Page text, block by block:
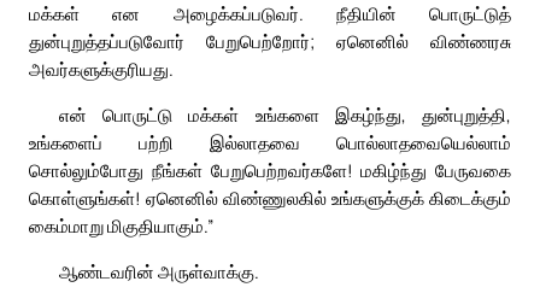
மக்கள் என அழைக்கப்படுவர். நீதியின் பொருட்டுத்
துன்புறுத்தப்படுவோர் பேறுபெற்றோர்; ஏனெனில் விண்ணரசு
அவர்களுக்குரியது.
என் பொருட்டு மக்கள் உங்களை இகழ்ந்து, துன்புறுத்தி,
உங்களைப் பற்றி இல்லாதவை பொல்லாதவையெல்லாம்
சொல்லும்போது நீங்கள் பேறுபெற்றவர்களே! மகிழ்ந்து பேருவகை
கொள்ளுங்கள்! ஏனெனில் விண்ணுலகில் உங்களுக்குக் கிடைக்கும்
கைம்மாறு மிகுதியாகும்.”
ஆண்டவரின் அருள்வாக்கு.